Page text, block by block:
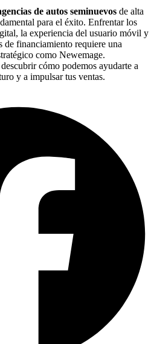
de autos seminuevos de alta
para el éxito. Enfrentar los
la experiencia del usuario móvil y
de financiamiento requiere una
como Newemage.
cómo podemos ayudarte a
y a impulsar tus ventas.